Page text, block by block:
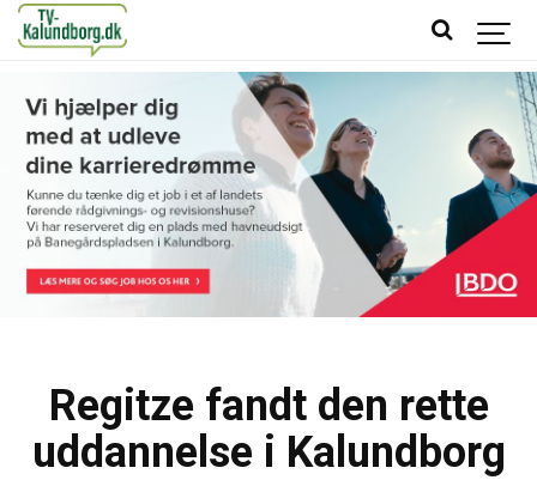
Regitze fandt den rette
uddannelse i Kalundborg